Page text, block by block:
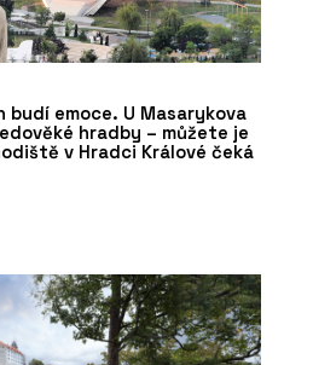
budí emoce. U Masarykova
hradby – můžete je
v Hradci Králové čeká